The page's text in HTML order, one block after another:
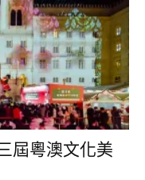
屆粵澳文化美